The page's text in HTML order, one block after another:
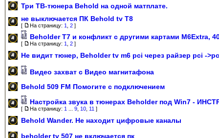
Три ТВ-тюнера Behold на одной матплате.
не выключается ПК Behold tv T8
[ На страницу: 1 2 ]
Beholder T7 и конфликт с другими картами M6Extra,
[ На страницу: 1 2 ]
Не видит тюнер, Beholder tv m6 pci через райзер pci -
Видео захват с Видео магнитафона
Behold 509 FM Помогите с подключением
Настройка звука в тюнерах Beholder под Win7 -
[ На страницу: 1 9 10 11 ]
Behold Wander. Не находит цифровые каналы
beholder tv 507 не включается пк